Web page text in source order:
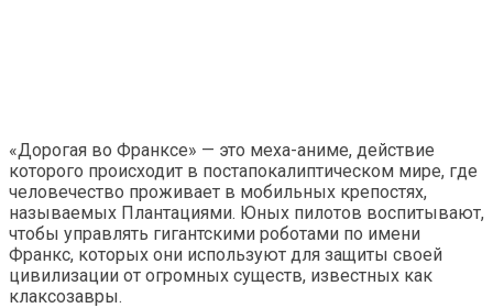
«Дорогая во Франксе» — это меха-аниме, действие
которого происходит в постапокалиптическом мире, где
человечество проживает в мобильных крепостях,
называемых Плантациями. Юных пилотов воспитывают,
чтобы управлять гигантскими роботами по имени
Франкс, которых они используют для защиты своей
цивилизации от огромных существ, известных как
клаксозавры.